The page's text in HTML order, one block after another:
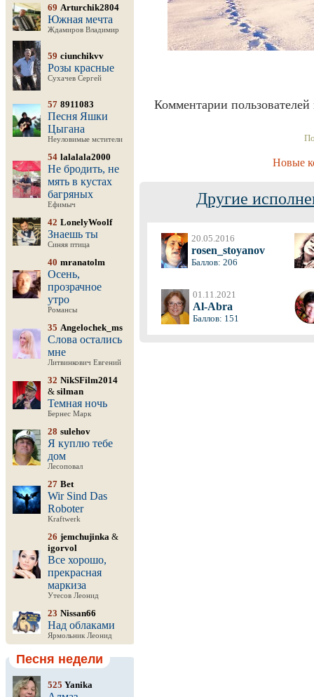
69 Arturchik2804
Южная мечта
Ждамиров Владимир
59 ciunchikvv
Розы красные
Сухачев Сергей
57 8911083
Песня Яшки
Цыгана
Неуловимые мстители
54 lalalala2000
Не бродить, не
мять в кустах
багряных
Ефимыч
42 LonelyWoolf
Знаешь ты
Синяя птица
40 mranatolm
Осень,
прозрачное
утро
Романсы
35 Angelochek_ms
Слова остались
мне
Литвинкович Евгений
32 NikSFilm2014
& silman
Темная ночь
Бернес Марк
28 sulehov
Я куплю тебе
дом
Лесоповал
27 Bet
Wir Sind Das
Roboter
Kraftwerk
26 jemchujinka &
igorvol
Все хорошо,
прекрасная
маркиза
Утесов Леонид
23 Nissan66
Над облаками
Ярмольник Леонид
Песня недели
525 Yanika
Комментарии пользователей
Новые
Другие
20.05.2016
rosen_stoyanov
Баллов: 206
01.11.2021
Al-Abra
Баллов: 151